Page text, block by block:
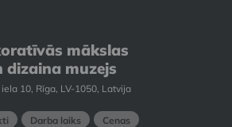
mākslas
dizaina muzejs
iela 10, Rīga, LV-1050, Latvija
Darba laiks
Cenas